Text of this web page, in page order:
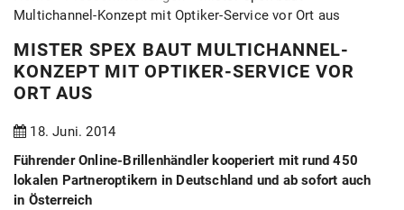
Multichannel-Konzept mit Optiker-Service vor Ort aus
MISTER SPEX BAUT MULTICHANNEL-
KONZEPT MIT OPTIKER-SERVICE VOR
ORT AUS
18. Juni. 2014
Führender Online-Brillenhändler kooperiert mit rund 450
lokalen Partneroptikern in Deutschland und ab sofort auch
in Österreich